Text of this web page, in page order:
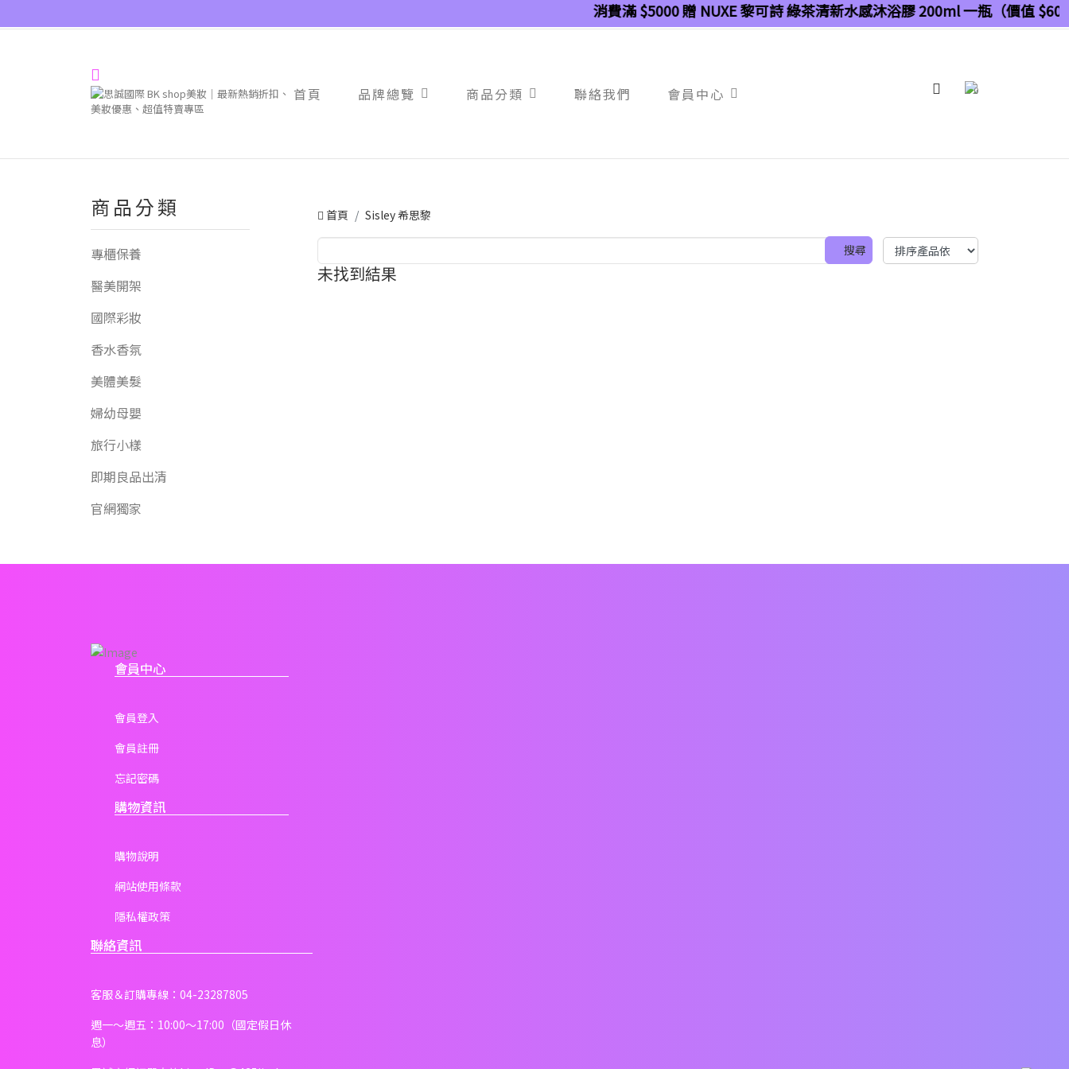
首頁 品牌總覽 商品分類 聯絡我們 會員中心 0
消費滿 $5000 贈 NUXE 黎可詩 綠茶清新水感沐浴膠 200ml 一瓶（價值 $600
商品分類
專櫃保養
醫美開架
國際彩妝
香水香氛
美體美髮
婦幼母嬰
旅行小樣
即期良品出清
官網獨家
首頁 Sisley 希思黎
未找到結果
會員中心
會員登入
會員註冊
忘記密碼
購物資訊
購物說明
網站使用條款
隱私權政策
聯絡資訊
客服＆訂購專線：04-23287805
週一～週五：10:00～17:00（國定假日休
息）